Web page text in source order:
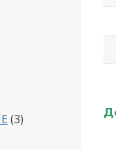
3товара